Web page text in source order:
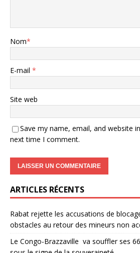
Nom*
E-mail *
Site web
Save my name, email, and website
next time I comment.
ARTICLES RÉCENTS
Rabat rejette les accusations de
obstacles au retour des mineurs non
Le Congo-Brazzaville va souffler ses